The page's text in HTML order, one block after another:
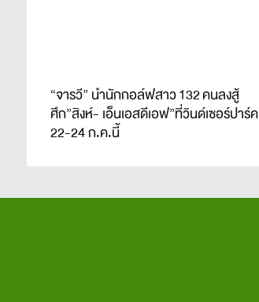
“จารวี” นำนักกอล์ฟสาว 132 คนลงสู้
ศึก”สิงห์- เอ็นเอสดีเอฟ”ที่วินด์เซอร์ปาร์ค
22-24 ก.ค.นี้